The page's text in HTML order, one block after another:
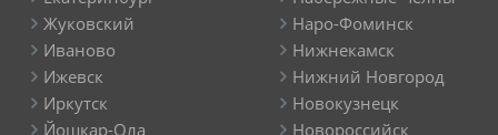
Жуковский
Иваново
Ижевск
Иркутск
Йошкар-Ола
Наро-Фоминск
Нижнекамск
Нижний Новгород
Новокузнецк
Новороссийск